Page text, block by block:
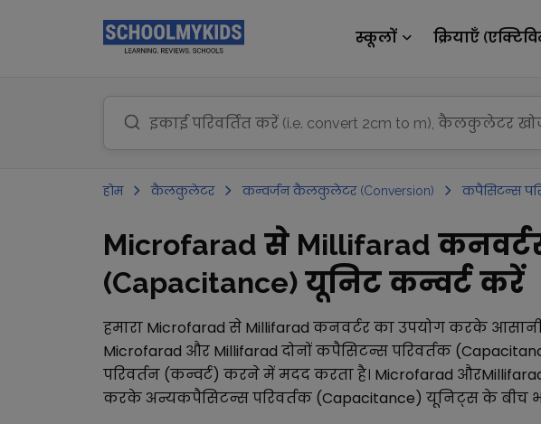
स्कूलों क्रियाएँ
होम कैलकुलेटर कन्वर्जन कैलकुलेटर (Conversion) कपैसिटन्स
Microfarad से Millifarad
(Capacitance) यूनिट कन्वर्ट करें
हमारा Microfarad से Millifarad कनवर्टर का उपयोग करके
Microfarad और Millifarad दोनोंकपैसिटन्स परिवर्तक
परिवर्तन (कन्वर्ट) करने में मदद करता है। Microfarad और
करके अन्यकपैसिटन्स परिवर्तक (Capacitance) यूनिट्स के बीच